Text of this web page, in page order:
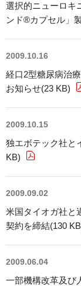
第三者保
透明性ガ
選択的ニューロキ
ンド®カプセル」
2009.10.16
経口2型糖尿病治
お知らせ(23 KB)
2009.10.15
独エボテック社と
KB)
2009.09.02
米国タイオガ社と
契約を締結(130
2009.06.04
一部機構改革及び